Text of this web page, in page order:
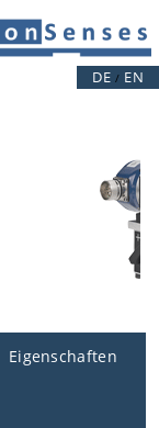
DE / EN
Eigenschaften